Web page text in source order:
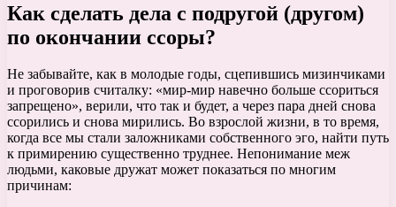
Как сделать дела с подругой (другом)
по окончании ссоры?
Не забывайте, как в молодые годы, сцепившись мизинчиками
и проговорив считалку: «мир-мир навечно больше ссориться
запрещено», верили, что так и будет, а через пара дней снова
ссорились и снова мирились. Во взрослой жизни, в то время,
когда все мы стали заложниками собственного эго, найти путь
к примирению существенно труднее. Непонимание меж
людьми, каковые дружат может показаться по многим
причинам: